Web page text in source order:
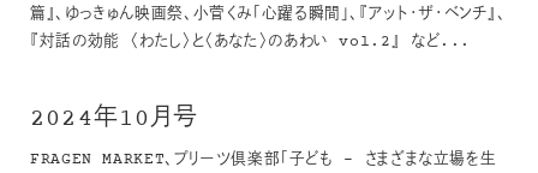
篇』、ゆっきゅん映画祭、小菅くみ「心躍る瞬間」、『アット・ザ・ベンチ』、
『対話の効能 〈わたし〉と〈あなた〉のあわい vol.2』 など...
2024年10月号
FRAGEN MARKET、プリーツ倶楽部「子ども – さまざまな立場を生